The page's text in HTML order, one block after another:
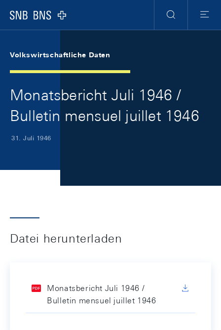
Logo
Suche
Menu
Volkswirtschaftliche Daten
Monatsbericht Juli 1946 /
Bulletin mensuel juillet 1946
31. Juli 1946
Datei herunterladen
Monatsbericht Juli 1946 /
Bulletin mensuel juillet 1946